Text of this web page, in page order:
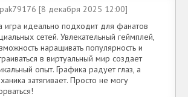
[8 декабря 2025 12:00]
игра идеально подходит для фанатов
сетей. Увлекательный геймплей,
наращивать популярность и
в виртуальный мир создает
опыт. Графика радует глаз, а
затягивает. Просто не могу